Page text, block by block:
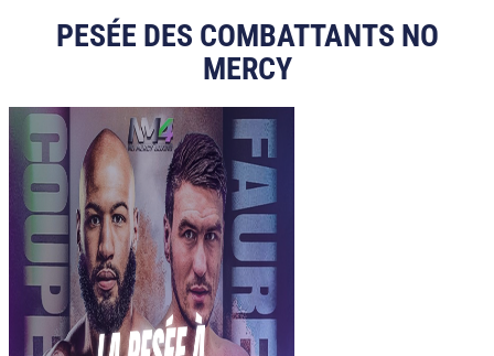
PESÉE DES COMBATTANTS NO
MERCY